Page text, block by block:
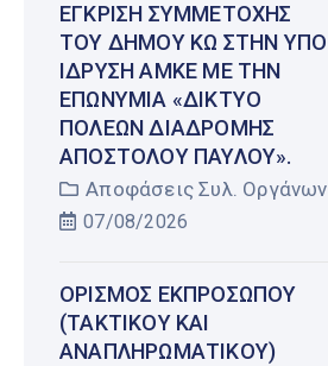
ΈΓΚΡΙΣΗ ΣΥΜΜΕΤΟΧΉΣ
ΤΟΥ ΔΉΜΟΥ ΚΩ ΣΤΗΝ ΥΠΌ
ΊΔΡΥΣΗ ΑΜΚΕ ΜΕ ΤΗΝ
ΕΠΩΝΥΜΊΑ «ΔΊΚΤΥΟ
ΠΌΛΕΩΝ ΔΙΑΔΡΟΜΉΣ
ΑΠΟΣΤΌΛΟΥ ΠΑΎΛΟΥ».
Αποφάσεις Συλ. Οργάνων
07/08/2026
ΟΡΙΣΜΌΣ ΕΚΠΡΟΣΏΠΟΥ
(ΤΑΚΤΙΚΟΎ ΚΑΙ
ΑΝΑΠΛΗΡΩΜΑΤΙΚΟΎ)